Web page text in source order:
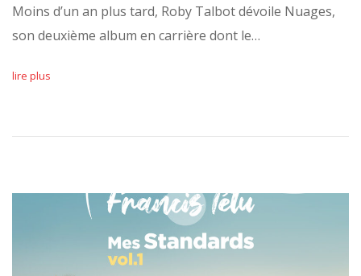
Moins d’un an plus tard, Roby Talbot dévoile Nuages,
son deuxième album en carrière dont le…
lire plus